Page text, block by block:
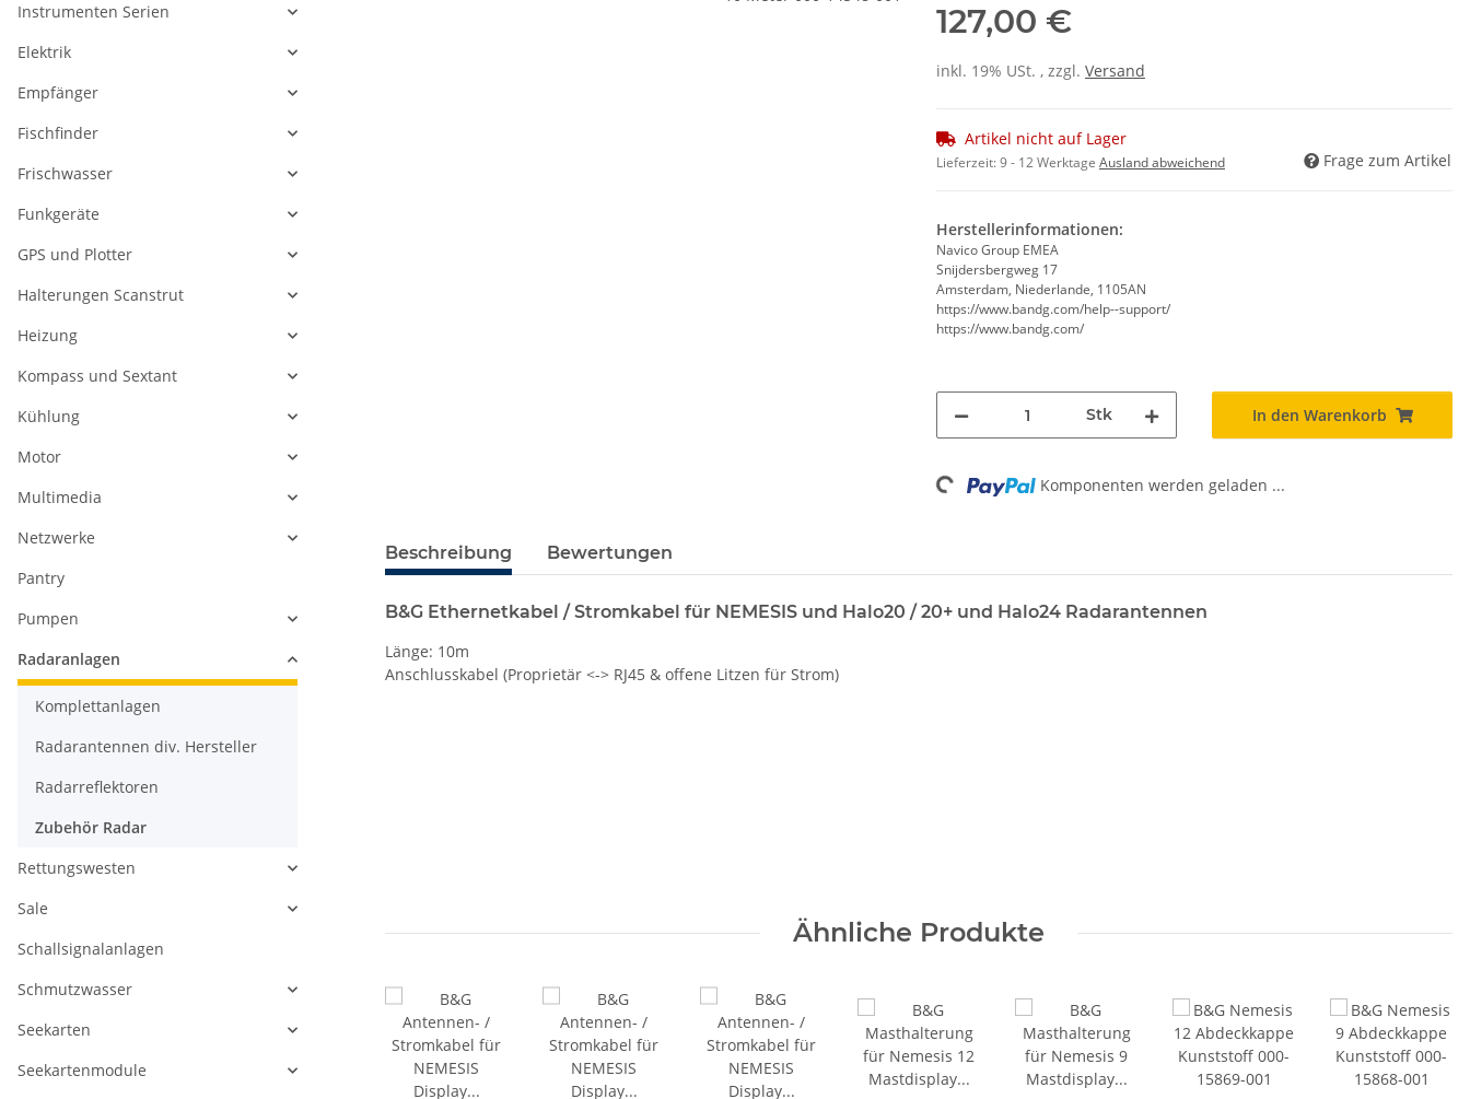
127,00 €
inkl. 19% USt. , zzgl. Versand
Artikel nicht auf Lager
Lieferzeit:9 - 12 Werktage Ausland abweichend Frage zum Artikel
Herstellerinformationen:
Navico Group EMEA
Snijdersbergweg 17
Amsterdam, Niederlande, 1105AN
https://www.bandg.com/help--support/
https://www.bandg.com/
Stk In den Warenkorb
Loading... Komponenten werden geladen ...
Beschreibung Bewertungen
B&G Ethernetkabel / Stromkabel für NEMESIS und Halo20 / 20+ und Halo24 Radarantennen
Länge: 10m
Anschlusskabel (Proprietär <-> RJ45 & offene Litzen für Strom)
Ähnliche Produkte
Instrumenten Serien
Elektrik
Empfänger
Fischfinder
Frischwasser
Funkgeräte
GPS und Plotter
Halterungen Scanstrut
Heizung
Kompass und Sextant
Kühlung
Motor
Multimedia
Netzwerke
Pantry
Pumpen
Radaranlagen
Komplettanlagen
Radarantennen div. Hersteller
Radarreflektoren
Zubehör Radar
Rettungswesten
Sale
Schallsignalanlagen
Schmutzwasser
Seekarten
Seekartenmodule